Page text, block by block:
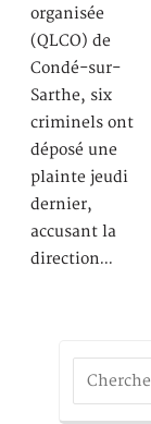
organisée
(QLCO) de
Condé-sur-
Sarthe, six
criminels ont
déposé une
plainte jeudi
dernier,
accusant la
direction…